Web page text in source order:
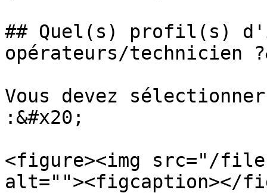
## Quel(s) profil(s)
opérateurs/technicien
Vous devez
:&#x20;
<figure><img src="/files/
alt=""><figcaption></